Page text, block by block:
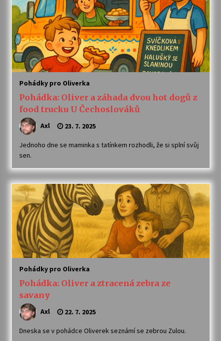
Pohádky pro Oliverka
Pohádka: Oliver a záhada dvou hot dogů z
food trucku U Čechoslováků
Axl 23. 7. 2025
Jednoho dne se maminka s tatínkem rozhodli, že si splní svůj
sen.
Pohádky pro Oliverka
Pohádka: Oliver a ztracená zebra ze
savany
Axl 22. 7. 2025
Dneska se v pohádce Oliverek seznámí se zebrou Zulou.